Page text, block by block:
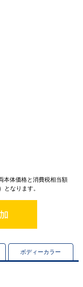
本体価格と消費税相当額
となります。
ボディーカラー